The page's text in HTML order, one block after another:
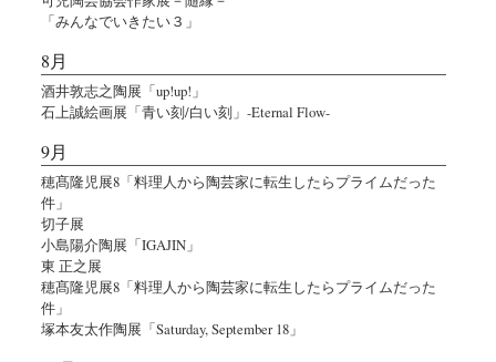
「みんなでいきたい３」
8月
酒井敦志之陶展「up!up!」
石上誠絵画展「青い刻/白い刻」-Eternal Flow-
9月
穂髙隆児展8「料理人から陶芸家に転生したらプライムだった
件」
切子展
小島陽介陶展「IGAJIN」
東 正之展
穂髙隆児展8「料理人から陶芸家に転生したらプライムだった
件」
塚本友太作陶展「Saturday, September 18」